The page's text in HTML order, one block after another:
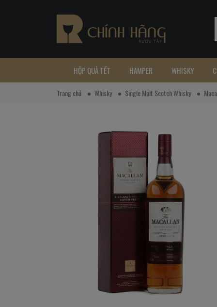
HỘP QUÀ TẾT HAMPER WHISKY
Trang chủ Whisky Single Malt Scotch Whisky